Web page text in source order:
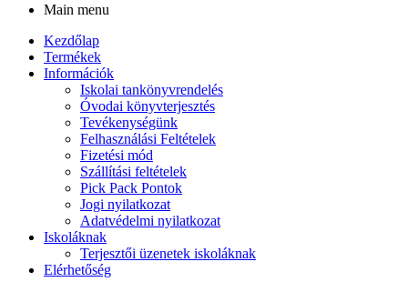
Main menu
Kezdőlap
Termékek
Információk
Iskolai tankönyvrendelés
Óvodai könyvterjesztés
Tevékenységünk
Felhasználási Feltételek
Fizetési mód
Szállítási feltételek
Pick Pack Pontok
Jogi nyilatkozat
Adatvédelmi nyilatkozat
Iskoláknak
Terjesztői üzenetek iskoláknak
Elérhetőség